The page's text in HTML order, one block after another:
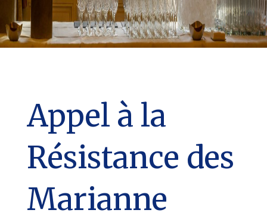
18h30 à 21h, remise du Prix du Guesclin,
Cercle National des Armées 8 place Saint-
Augustin Paris 8e
Appel à la
Résistance des
Marianne